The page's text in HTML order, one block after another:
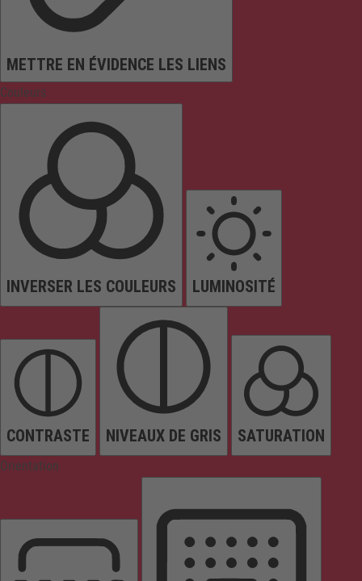
METTRE EN ÉVIDENCE LES LIENS
Couleurs
INVERSER LES COULEURS LUMINOSITÉ
CONTRASTE NIVEAUX DE GRIS SATURATION
Orientation